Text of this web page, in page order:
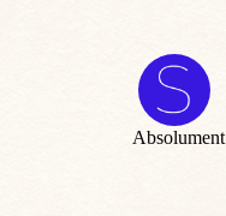
Absolument